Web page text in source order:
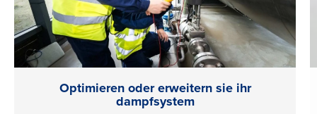
Optimieren oder erweitern sie ihr
dampfsystem